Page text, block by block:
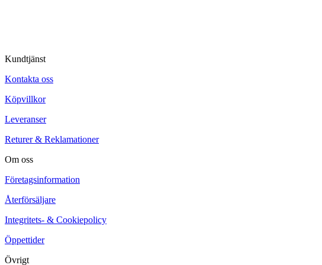
Kundtjänst
Kontakta oss
Köpvillkor
Leveranser
Returer & Reklamationer
Om oss
Företagsinformation
Återförsäljare
Integritets- & Cookiepolicy
Öppettider
Övrigt